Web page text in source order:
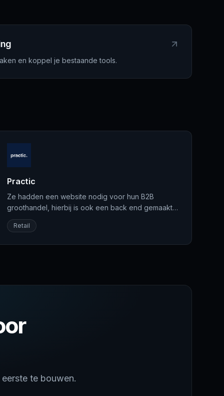
en koppel je bestaande tools.
Practic
Ze hadden een website nodig voor hun B2B
groothandel, hierbij is ook een back end gemaakt
waar ze alles kunnen bijhouden: producten,
aanvragen, klanten, offertes, collecties En email
Retail
te bouwen.